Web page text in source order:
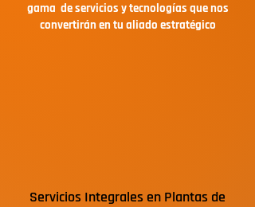
gama de servicios y tecnologías que nos
convertirán en tu aliado estratégico
Servicios Integrales en Plantas de